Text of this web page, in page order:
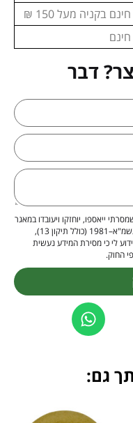
חינם בקניה מעל 150 ₪
חינם
דבר
ייאספו, יוחזקו ויעובדו במאגר
מידע בהתאם להוראות חוק הגנת הפרטיות, התשמ"א–1981 (כולל תיקון 13),
לי כי מסירת המידע נעשית
החוק.
גם: